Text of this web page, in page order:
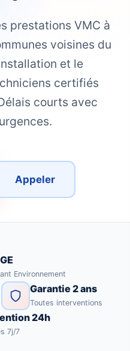
prestations VMC à
voisines du
et le
certifiés
courts avec
Appeler
Environnement
Garantie 2 ans
Toutes interventions
24h
7j/7